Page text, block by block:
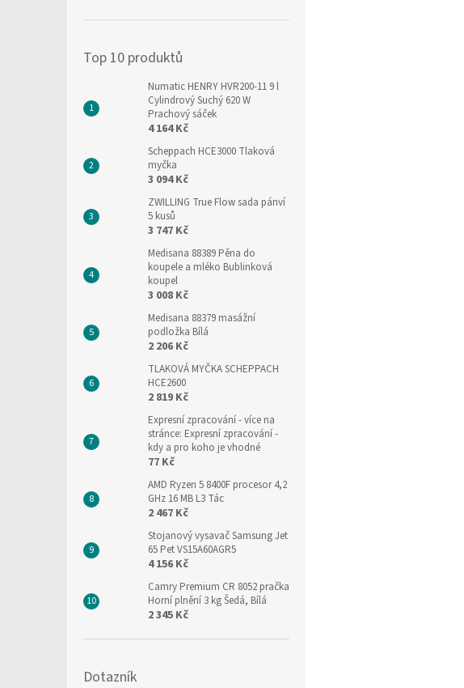
Top 10 produktů
Numatic HENRY HVR200-11 9 l
Cylindrový Suchý 620 W
Prachový sáček
4 164 Kč
Scheppach HCE3000 Tlaková
myčka
3 094 Kč
ZWILLING True Flow sada pánví
5 kusů
3 747 Kč
Medisana 88389 Pěna do
koupele a mléko Bublinková
koupel
3 008 Kč
Medisana 88379 masážní
podložka Bílá
2 206 Kč
TLAKOVÁ MYČKA SCHEPPACH
HCE2600
2 819 Kč
Expresní zpracování- více na
stránce: Expresní zpracování -
kdy a pro koho je vhodné
77 Kč
AMD Ryzen 5 8400F procesor 4,2
GHz 16 MB L3 Tác
2 467 Kč
Stojanový vysavač Samsung Jet
65 Pet VS15A60AGR5
4 156 Kč
Camry Premium CR 8052 pračka
Horní plnění 3 kg Šedá, Bílá
2 345 Kč
Dotazník